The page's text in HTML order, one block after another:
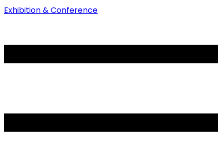
Exhibition & Conference